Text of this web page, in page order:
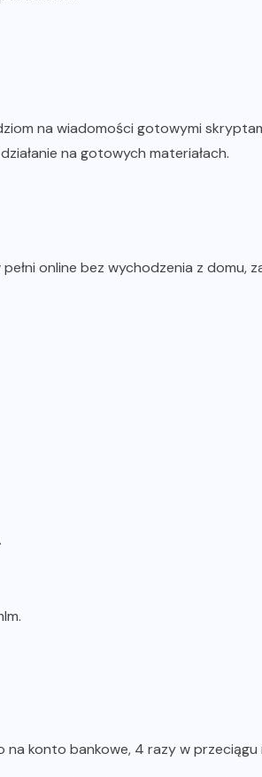
na wiadomości gotowymi
na gotowych materiałach.
online bez wychodzenia z domu,
konto bankowe, 4 razy w przeciągu